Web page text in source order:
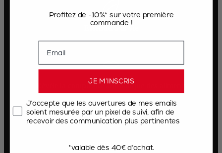
Essentiel à la vie
Révèle la complexité aromatique des aliments
Exhausteur de goût
Profitez de -10%* sur votre première
commande !
JE M’INSCRIS
J’accepte que les ouvertures de mes emails
soient mesurée par un pixel de suivi, afin de
recevoir des communication plus pertinentes
*valable dès 40€ d’achat.